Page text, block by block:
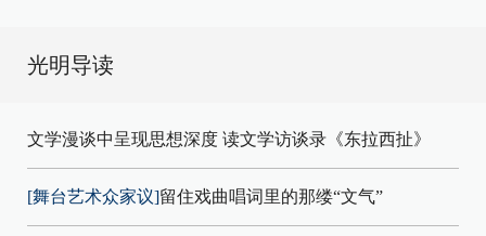
光明导读
文学漫谈中呈现思想深度 读文学访谈录《东拉西扯》
[舞台艺术众家议]留住戏曲唱词里的那缕“文气”